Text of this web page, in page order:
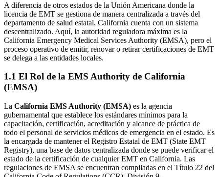
A diferencia de otros estados de la Unión Americana donde la
licencia de EMT se gestiona de manera centralizada a través del
departamento de salud estatal, California cuenta con un sistema
descentralizado. Aquí, la autoridad reguladora máxima es la
California Emergency Medical Services Authority (EMSA), pero el
proceso operativo de emitir, renovar o retirar certificaciones de EMT
se delega a las entidades locales.
1.1 El Rol de la EMS Authority de California
(EMSA)
La California EMS Authority (EMSA) es la agencia
gubernamental que establece los estándares mínimos para la
capacitación, certificación, acreditación y alcance de práctica de
todo el personal de servicios médicos de emergencia en el estado. Es
la encargada de mantener el Registro Estatal de EMT (State EMT
Registry), una base de datos centralizada donde se puede verificar el
estado de la certificación de cualquier EMT en California. Las
regulaciones de EMSA se encuentran compiladas en el Título 22 del